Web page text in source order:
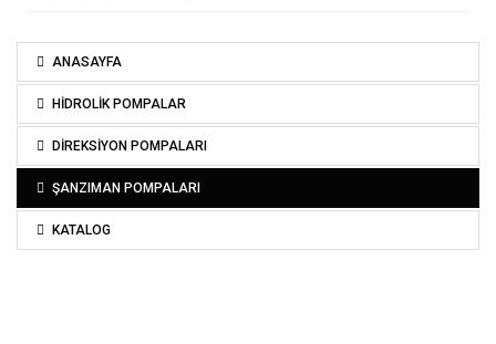
ANASAYFA
HİDROLİK POMPALAR
DİREKSİYON POMPALARI
ŞANZIMAN POMPALARI
KATALOG